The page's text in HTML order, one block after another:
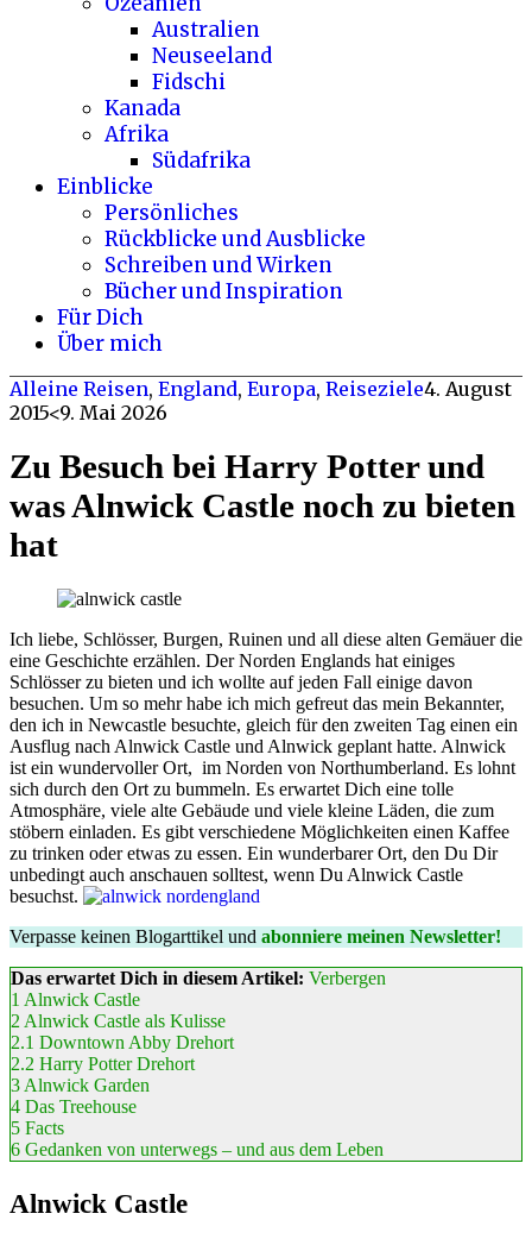
Australien
Neuseeland
Fidschi
Kanada
Afrika
Südafrika
Einblicke
Persönliches
Rückblicke und Ausblicke
Schreiben und Wirken
Bücher und Inspiration
Für Dich
Über mich
Alleine Reisen, England, Europa, Reiseziele4. August
2015<9. Mai 2026
Zu Besuch bei Harry Potter und
was Alnwick Castle noch zu bieten
hat
Ich liebe, Schlösser, Burgen, Ruinen und all diese alten Gemäuer die
eine Geschichte erzählen. Der Norden Englands hat einiges
Schlösser zu bieten und ich wollte auf jeden Fall einige davon
besuchen. Um so mehr habe ich mich gefreut das mein Bekannter,
den ich in Newcastle besuchte, gleich für den zweiten Tag einen ein
Ausflug nach Alnwick Castle und Alnwick geplant hatte. Alnwick
ist ein wundervoller Ort, im Norden von Northumberland. Es lohnt
sich durch den Ort zu bummeln. Es erwartet Dich eine tolle
Atmosphäre, viele alte Gebäude und viele kleine Läden, die zum
stöbern einladen. Es gibt verschiedene Möglichkeiten einen Kaffee
zu trinken oder etwas zu essen. Ein wunderbarer Ort, den Du Dir
unbedingt auch anschauen solltest, wenn Du Alnwick Castle
besuchst.
Verpasse keinen Blogarttikel und abonniere meinen Newsletter!
Das erwartet Dich in diesem Artikel: Verbergen
1 Alnwick Castle
2 Alnwick Castle als Kulisse
2.1 Downtown Abby Drehort
2.2 Harry Potter Drehort
3 Alnwick Garden
4 Das Treehouse
5 Facts
6 Gedanken von unterwegs – und aus dem Leben
Alnwick Castle